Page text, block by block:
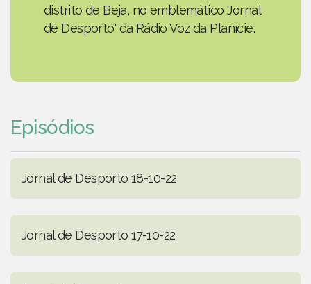
distrito de Beja, no emblemático 'Jornal
de Desporto' da Rádio Voz da Planície.
Episódios
Jornal de Desporto 18-10-22
Jornal de Desporto 17-10-22